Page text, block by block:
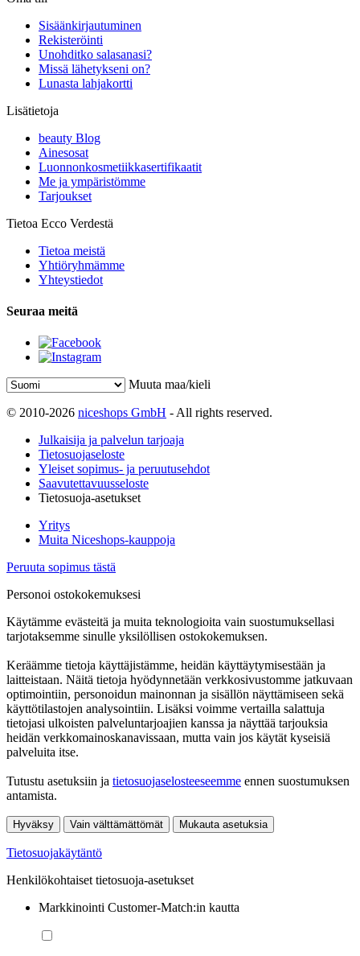
Sisäänkirjautuminen
Rekisteröinti
Unohditko salasanasi?
Missä lähetykseni on?
Lunasta lahjakortti
Lisätietoja
beauty Blog
Ainesosat
Luonnonkosmetiikkasertifikaatit
Me ja ympäristömme
Tarjoukset
Tietoa Ecco Verdestä
Tietoa meistä
Yhtiöryhmämme
Yhteystiedot
Seuraa meitä
Muuta maa/kieli
© 2010-2026 niceshops GmbH - All rights reserved.
Julkaisija ja palvelun tarjoaja
Tietosuojaseloste
Yleiset sopimus- ja peruutusehdot
Saavutettavuusseloste
Tietosuoja-asetukset
Yritys
Muita Niceshops-kauppoja
Peruuta sopimus tästä
Personoi ostokokemuksesi
Käytämme evästeitä ja muita teknologioita vain suostumuksellasi
tarjotaksemme sinulle yksilöllisen ostokokemuksen.
Keräämme tietoja käyttäjistämme, heidän käyttäytymisestään ja
laitteistaan. Näitä tietoja hyödynnetään verkkosivustomme jatkuvaan
optimointiin, personoidun mainonnan ja sisällön näyttämiseen sekä
käyttötilastojen analysointiin. Lisäksi voimme vertailla salattuja
tietojasi ulkoisten palveluntarjoajien kanssa ja näyttää tarjouksia
heidän verkkomainoskanavissaan, mutta vain jos käytät kyseisiä
palveluita itse.
Tutustu asetuksiin ja tietosuojaselosteeseemme ennen suostumuksen
antamista.
Hyväksy Vain välttämättömät Mukauta asetuksia
Tietosuojakäytäntö
Henkilökohtaiset tietosuoja-asetukset
Markkinointi Customer-Match:in kautta